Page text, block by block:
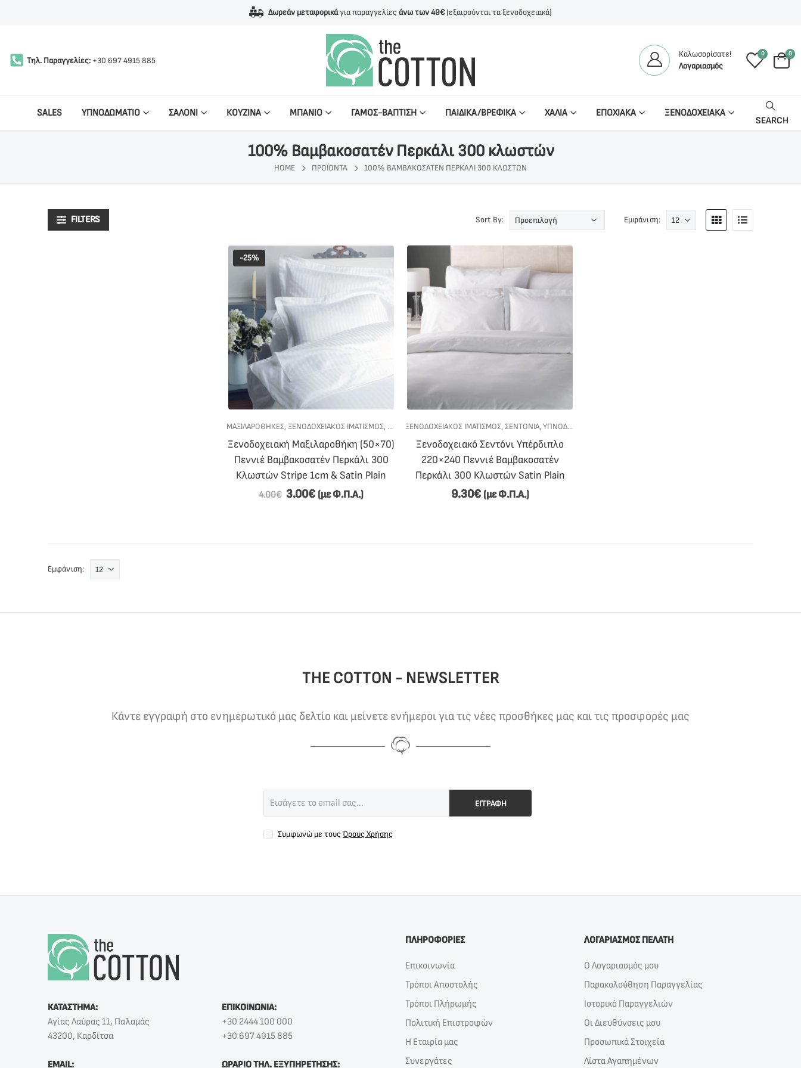
Δωρεάν μεταφορικάγια παραγγελίες άνω των 49€(εξαιρούνται τα ξενοδοχειακά)
Τηλ. Παραγγελίες: +30 697 4915 885
Καλωσορίσατε!
Λογαριασμός
0 0
SALES ΥΠΝΟΔΩΜΑΤΙΟ ΣΑΛΟΝΙ ΚΟΥΖΙΝΑ ΜΠΑΝΙΟ ΓΑΜΟΣ-ΒΑΠΤΙΣΗ ΠΑΙΔΙΚΑ/ΒΡΕΦΙΚΑ ΧΑΛΙΑ ΕΠΟΧΙΑΚΑ ΞΕΝΟΔΟΧΕΙΑΚΑ
SEARCH
100% Βαμβακοσατέν Περκάλι 300 κλωστών
HOME ΠΡΟΪΌΝΤΑ 100% ΒΑΜΒΑΚΟΣΑΤΈΝ ΠΕΡΚΆΛΙ 300 ΚΛΩΣΤΏΝ
FILTERS Sort By: Εμφάνιση:
-25%
ΜΑΞΙΛΑΡΟΘΉΚΕΣ,ΞΕΝΟΔΟΧΕΙΑΚΟΣ ΙΜΑΤΙΣΜΟΣ, ΥΠΝΟΔΩΜΑΤΙΟ
Ξενοδοχειακή Μαξιλαροθήκη (50×70)
Πεννιέ Βαμβακοσατέν Περκάλι 300
Κλωστών Stripe 1cm & Satin Plain
4.00€ 3.00€ (με Φ.Π.Α.)
ΞΕΝΟΔΟΧΕΙΑΚΟΣ ΙΜΑΤΙΣΜΟΣ,ΣΕΝΤΌΝΙΑ,ΥΠΝΟΔΩΜΑΤΙΟ
Ξενοδοχειακό Σεντόνι Υπέρδιπλο
220×240 Πεννιέ Βαμβακοσατέν
Περκάλι 300 Κλωστών Satin Plain
9.30€ (με Φ.Π.Α.)
Εμφάνιση:
THE COTTON - NEWSLETTER
Κάντε εγγραφή στο ενημερωτικό μας δελτίο και μείνετε ενήμεροι για τις νέες προσθήκες μας και τις προσφορές μας
ΕΓΓΡΑΦΗ
Συμφωνώ με τους Όρους Χρήσης
ΚΑΤΑΣΤΗΜΑ:
Αγίας Λαύρας 11, Παλαμάς
43200, Καρδίτσα
ΕΠΙΚΟΙΝΩΝΙΑ:
+30 2444 100 000
+30 697 4915 885
EMAIL: ΩΡΑΡΙΟ ΤΗΛ. ΕΞΥΠΗΡΕΤΗΣΗΣ:
ΠΛΗΡΟΦΟΡΙΕΣ
Επικοινωνία
Τρόποι Αποστολής
Τρόποι Πλήρωμής
Πολιτική Επιστροφών
Η Εταιρία μας
Συνεργάτες
ΛΟΓΑΡΙΑΣΜΟΣ ΠΕΛΑΤΗ
Ο Λογαριασμός μου
Παρακολούθηση Παραγγελίας
Ιστορικό Παραγγελιών
Οι Διευθύνσεις μου
Προσωπικά Στοιχεία
Λίστα Αγαπημένων